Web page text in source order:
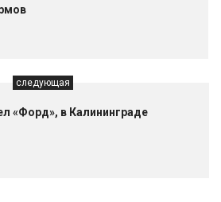
следующая
«Форд», в Калининграде